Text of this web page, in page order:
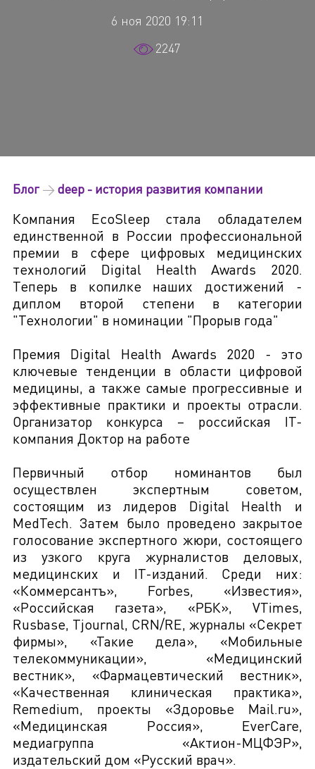
6 ноя 2020 19:11
2247
Блог→ deep - история развития компании
Компания EcoSleep стала обладателем
единственной в России профессиональной
премии в сфере цифровых медицинских
технологий Digital Health Awards 2020.
Теперь в копилке наших достижений -
диплом второй степени в категории
"Технологии" в номинации "Прорыв года"
Премия Digital Health Awards 2020 - это
ключевые тенденции в области цифровой
медицины, а также самые прогрессивные и
эффективные практики и проекты отрасли.
Организатор конкурса – российская IT-
компания Доктор на работе
Первичный отбор номинантов был
осуществлен экспертным советом,
состоящим из лидеров Digital Health и
МеdTech. Затем было проведено закрытое
голосование экспертного жюри, состоящего
из узкого круга журналистов деловых,
медицинских и IT-изданий. Среди них:
«Коммерсантъ», Forbes, «Известия»,
«Российская газета», «РБК», VTimes,
Rusbase, Tjournal, CRN/RE, журналы «Секрет
фирмы», «Такие дела», «Мобильные
телекоммуникации», «Медицинский
вестник», «Фармацевтический вестник»,
«Качественная клиническая практика»,
Remedium, проекты «Здоровье Mail.ru»,
«Медицинская Россия», EverCare,
медиагруппа «Актион-МЦФЭР»,
издательский дом «Русский врач».